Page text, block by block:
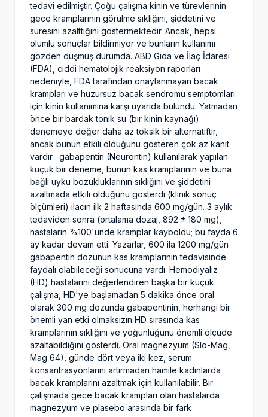
tedavi edilmiştir. Çoğu çalışma kinin ve türevlerinin
gece kramplarının görülme sıklığını, şiddetini ve
süresini azalttığını göstermektedir. Ancak, hepsi
olumlu sonuçlar bildirmiyor ve bunların kullanımı
gözden düşmüş durumda. ABD Gıda ve İlaç İdaresi
(FDA), ciddi hematolojik reaksiyon raporları
nedeniyle, FDA tarafından onaylanmayan bacak
krampları ve huzursuz bacak sendromu semptomları
için kinin kullanımına karşı uyarıda bulundu. Yatmadan
önce bir bardak tonik su (bir kinin kaynağı)
denemeye değer daha az toksik bir alternatiftir,
ancak bunun etkili olduğunu gösteren çok az kanıt
vardır . gabapentin (Neurontin) kullanılarak yapılan
küçük bir deneme, bunun kas kramplarının ve buna
bağlı uyku bozukluklarının sıklığını ve şiddetini
azaltmada etkili olduğunu gösterdi (klinik sonuç
ölçümleri) ilacın ilk 2 haftasında 600 mg/gün. 3 aylık
tedaviden sonra (ortalama dozaj, 892 ± 180 mg),
hastaların %100'ünde kramplar kayboldu; bu fayda 6
ay kadar devam etti. Yazarlar, 600 ila 1200 mg/gün
gabapentin dozunun kas kramplarının tedavisinde
faydalı olabileceği sonucuna vardı. Hemodiyaliz
(HD) hastalarını değerlendiren başka bir küçük
çalışma, HD'ye başlamadan 5 dakika önce oral
olarak 300 mg dozunda gabapentinin, herhangi bir
önemli yan etki olmaksızın HD sırasında kas
kramplarının sıklığını ve yoğunluğunu önemli ölçüde
azaltabildiğini gösterdi. Oral magnezyum (Slo-Mag,
Mag 64), günde dört veya iki kez, serum
konsantrasyonlarını artırmadan hamile kadınlarda
bacak kramplarını azaltmak için kullanılabilir. Bir
çalışmada gece bacak krampları olan hastalarda
magnezyum ve plasebo arasında bir fark